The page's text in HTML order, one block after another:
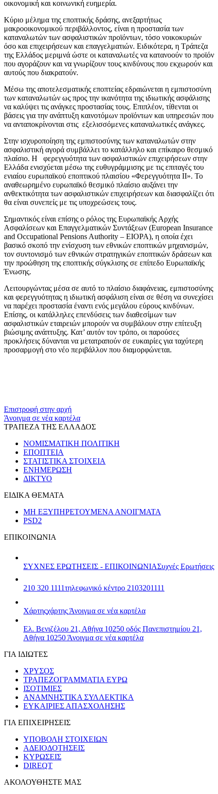
οικονομική και κοινωνική ευημερία.
Κύριο μέλημα της εποπτικής δράσης, ανεξαρτήτως
μακροοικονομικού περιβάλλοντος, είναι η προστασία των
καταναλωτών των ασφαλιστικών προϊόντων, τόσο νοικοκυριών
όσο και επιχειρήσεων και επαγγελματιών. Ειδικότερα, η Τράπεζα
της Ελλάδος μεριμνά ώστε οι καταναλωτές να κατανοούν το προϊόν
που αγοράζουν και να γνωρίζουν τους κινδύνους που εκχωρούν και
αυτούς που διακρατούν.
Μέσω της αποτελεσματικής εποπτείας εδραιώνεται η εμπιστοσύνη
των καταναλωτών ως προς την ικανότητα της ιδιωτικής ασφάλισης
να καλύψει τις ανάγκες προστασίας τους. Επιπλέον, τίθενται οι
βάσεις για την ανάπτυξη καινοτόμων προϊόντων και υπηρεσιών που
να ανταποκρίνονται στις εξελισσόμενες καταναλωτικές ανάγκες.
Στην ισχυροποίηση της εμπιστοσύνης των καταναλωτών στην
ασφαλιστική αγορά συμβάλλει το κατάλληλο και επίκαιρο θεσμικό
πλαίσιο. Η φερεγγυότητα των ασφαλιστικών επιχειρήσεων στην
Ελλάδα ενισχύεται μέσω της ευθυγράμμισης με τις επιταγές του
ενιαίου ευρωπαϊκού εποπτικού πλαισίου «Φερεγγυότητα ΙΙ». Το
αναθεωρημένο ευρωπαϊκό θεσμικό πλαίσιο αυξάνει την
ανθεκτικότητα των ασφαλιστικών επιχειρήσεων και διασφαλίζει ότι
θα είναι συνεπείς με τις υποχρεώσεις τους.
Σημαντικός είναι επίσης ο ρόλος της Ευρωπαϊκής Αρχής
Ασφαλίσεων και Επαγγελματικών Συντάξεων (European Insurance
and Occupational Pensions Authority – EIOPA), η οποία έχει
βασικό σκοπό την ενίσχυση των εθνικών εποπτικών μηχανισμών,
τον συντονισμό των εθνικών στρατηγικών εποπτικών δράσεων και
την προώθηση της εποπτικής σύγκλισης σε επίπεδο Ευρωπαϊκής
Ένωσης.
Λειτουργώντας μέσα σε αυτό το πλαίσιο διαφάνειας, εμπιστοσύνης
και φερεγγυότητας η ιδιωτική ασφάλιση είναι σε θέση να συνεχίσει
να παρέχει προστασία έναντι ενός μεγάλου εύρους κινδύνων.
Επίσης, οι κατάλληλες επενδύσεις των διαθεσίμων των
ασφαλιστικών εταιρειών μπορούν να συμβάλουν στην επίτευξη
βιώσιμης ανάπτυξης. Κατ’ αυτόν τον τρόπο, οι παρούσες
προκλήσεις δύνανται να μετατραπούν σε ευκαιρίες για ταχύτερη
προσαρμογή στο νέο περιβάλλον που διαμορφώνεται.
Επιστροφή στην αρχή
Άνοιγμα σε νέα καρτέλα
ΤΡΑΠΕΖΑ ΤΗΣ ΕΛΛΑΔΟΣ
ΝΟΜΙΣΜΑΤΙΚΗ ΠΟΛΙΤΙΚΗ
ΕΠΟΠΤΕΙΑ
ΣΤΑΤΙΣΤΙΚΑ ΣΤΟΙΧΕΙΑ
ΕΝΗΜΕΡΩΣΗ
ΔΙΚΤΥΟ
ΕΙΔΙΚΑ ΘΕΜΑΤΑ
ΜΗ ΕΞΥΠΗΡΕΤΟΥΜΕΝΑ ΑΝΟΙΓΜΑΤΑ
PSD2
ΕΠΙΚΟΙΝΩΝΙΑ
ΣΥΧΝΕΣ ΕΡΩΤΗΣΕΙΣ - ΕΠΙΚΟΙΝΩΝΙΑΣυχνές Ερωτήσεις
210 320 1111τηλεφωνικό κέντρο 2103201111
Χάρτηςχάρτης Άνοιγμα σε νέα καρτέλα
Ελ. Βενιζέλου 21, Αθήνα 10250 οδός Πανεπιστημίου 21,
Αθήνα 10250 Άνοιγμα σε νέα καρτέλα
ΓΙΑ ΙΔΙΩΤΕΣ
ΧΡΥΣΟΣ
ΤΡΑΠΕΖΟΓΡΑΜΜΑΤΙΑ ΕΥΡΩ
ΙΣΟΤΙΜΙΕΣ
ΑΝΑΜΝΗΣΤΙΚΑ ΣΥΛΛΕΚΤΙΚΑ
ΕΥΚΑΙΡΙΕΣ ΑΠΑΣΧΟΛΗΣΗΣ
ΓΙΑ ΕΠΙΧΕΙΡΗΣΕΙΣ
ΥΠΟΒΟΛΗ ΣΤΟΙΧΕΙΩΝ
ΑΔΕΙΟΔΟΤΗΣΕΙΣ
ΚΥΡΩΣΕΙΣ
DIREQT
ΑΚΟΛΟΥΘΗΣΤΕ ΜΑΣ